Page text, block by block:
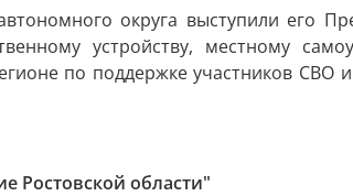
округа выступили его
устройству, местному
по поддержке участников
Ростовской области"